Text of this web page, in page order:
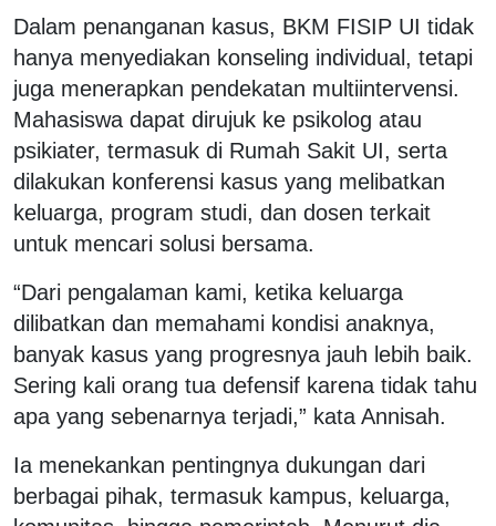
Dalam penanganan kasus, BKM FISIP UI tidak
hanya menyediakan konseling individual, tetapi
juga menerapkan pendekatan multiintervensi.
Mahasiswa dapat dirujuk ke psikolog atau
psikiater, termasuk di Rumah Sakit UI, serta
dilakukan konferensi kasus yang melibatkan
keluarga, program studi, dan dosen terkait
untuk mencari solusi bersama.
“Dari pengalaman kami, ketika keluarga
dilibatkan dan memahami kondisi anaknya,
banyak kasus yang progresnya jauh lebih baik.
Sering kali orang tua defensif karena tidak tahu
apa yang sebenarnya terjadi,” kata Annisah.
Ia menekankan pentingnya dukungan dari
berbagai pihak, termasuk kampus, keluarga,